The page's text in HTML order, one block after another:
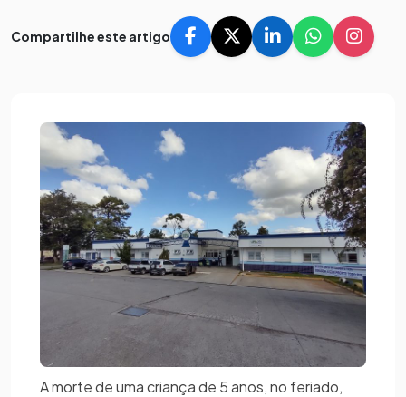
Compartilhe este artigo
A morte de uma criança de 5 anos, no feriado,